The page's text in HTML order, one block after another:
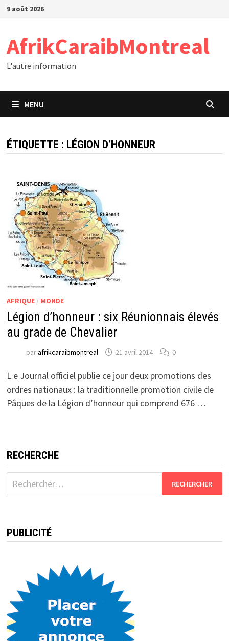
Passer
9 août 2026
AfrikCaraibMontreal
L'autre information
MENU
ÉTIQUETTE : LÉGION D’HONNEUR
AFRIQUE/ MONDE
Légion d’honneur : six Réunionnais élevés
au grade de Chevalier
parafrikcaraibmontreal 21 avril 2014 0
L e Journal officiel publie ce jour deux promotions des
ordres nationaux : la traditionnelle promotion civile de
Pâques de la Légion d’honneur qui comprend 676 …
RECHERCHE
Rechercher :
PUBLICITÉ